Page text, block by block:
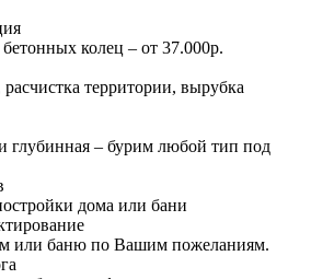
колец – от 37.000р.
территории, вырубка
глубинная – бурим любой тип под
дома или бани
или баню по Вашим пожеланиям.